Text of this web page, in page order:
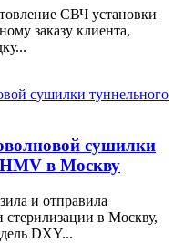
СВЧ установки
заказу клиента,
сушилки
в Москву
и отправила
в Москву,
DXY...